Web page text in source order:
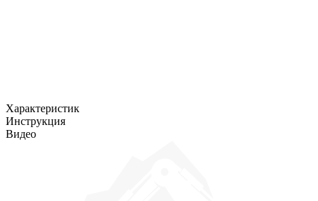
Характеристик
Инструкция
Видео